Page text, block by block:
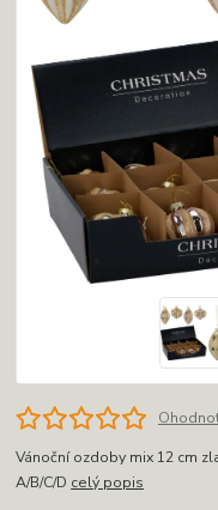
Vánoční ozdoby mix 12 cm
A/B/C/D celý popis